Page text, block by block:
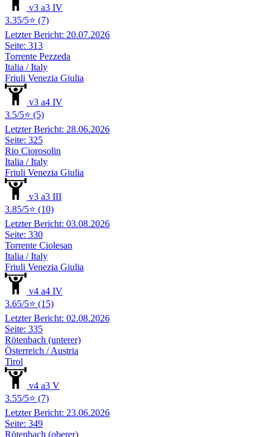
v3 a3 IV
3.35/5⭐ (7)
Letzter Bericht: 20.07.2026
Seite: 313
Torrente Pezzeda
Italia / Italy
Friuli Venezia Giulia
v3 a4 IV
3.5/5⭐ (5)
Letzter Bericht: 28.06.2026
Seite: 325
Rio Ciorosolin
Italia / Italy
Friuli Venezia Giulia
v3 a3 III
3.85/5⭐ (10)
Letzter Bericht: 03.08.2026
Seite: 330
Torrente Ciolesan
Italia / Italy
Friuli Venezia Giulia
v4 a4 IV
3.65/5⭐ (15)
Letzter Bericht: 02.08.2026
Seite: 335
Rötenbach (unterer)
Österreich / Austria
Tirol
v4 a3 V
3.55/5⭐ (7)
Letzter Bericht: 23.06.2026
Seite: 349
Rötenbach (oberer)